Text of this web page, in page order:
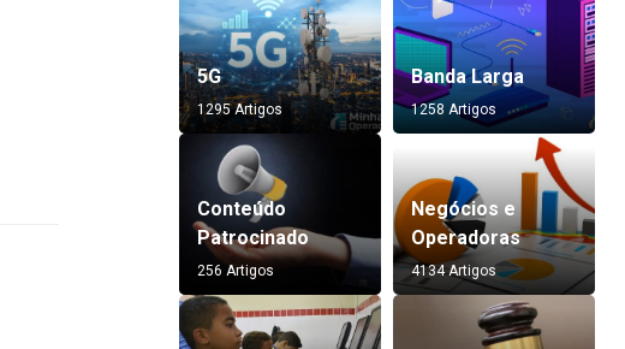
5G
1295 Artigos
Banda Larga
1258 Artigos
Conteúdo
Patrocinado
256 Artigos
Negócios e
Operadoras
4134 Artigos